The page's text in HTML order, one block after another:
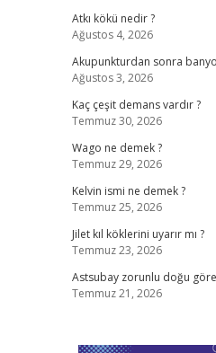
Atkı kökü nedir ?
Ağustos 4, 2026
Akupunkturdan sonra banyo
Ağustos 3, 2026
Kaç çeşit demans vardır ?
Temmuz 30, 2026
Wago ne demek ?
Temmuz 29, 2026
Kelvin ismi ne demek ?
Temmuz 25, 2026
Jilet kıl köklerini uyarır mı ?
Temmuz 23, 2026
Astsubay zorunlu doğu
Temmuz 21, 2026